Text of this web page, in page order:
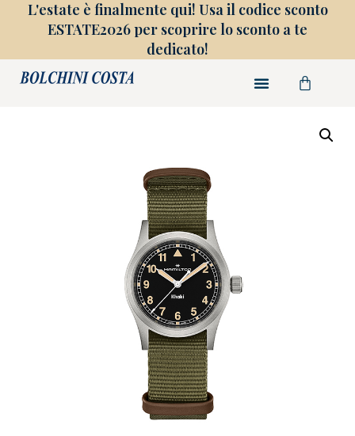
L'estate è finalmente qui! Usa il codice sconto
ESTATE2026 per scoprire lo sconto a te
dedicato!